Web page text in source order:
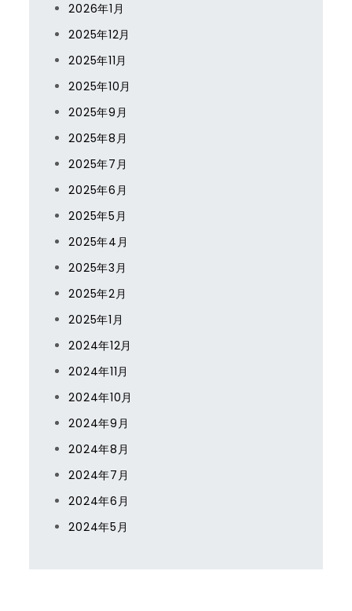
2026年1月
2025年12月
2025年11月
2025年10月
2025年9月
2025年8月
2025年7月
2025年6月
2025年5月
2025年4月
2025年3月
2025年2月
2025年1月
2024年12月
2024年11月
2024年10月
2024年9月
2024年8月
2024年7月
2024年6月
2024年5月